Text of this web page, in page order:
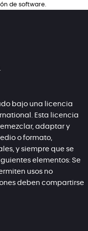
de software.
bajo una licencia
Esta licencia
adaptar y
o formato,
y siempre que se
elementos: Se
usos no
deben compartirse